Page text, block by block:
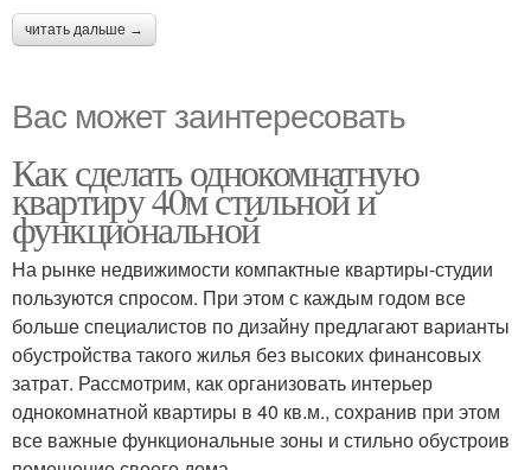
читать дальше →
Вас может заинтересовать
Как сделать однокомнатную
квартиру 40м стильной и
функциональной
На рынке недвижимости компактные квартиры-студии
пользуются спросом. При этом с каждым годом все
больше специалистов по дизайну предлагают варианты
обустройства такого жилья без высоких финансовых
затрат. Рассмотрим, как организовать интерьер
однокомнатной квартиры в 40 кв.м., сохранив при этом
все важные функциональные зоны и стильно обустроив